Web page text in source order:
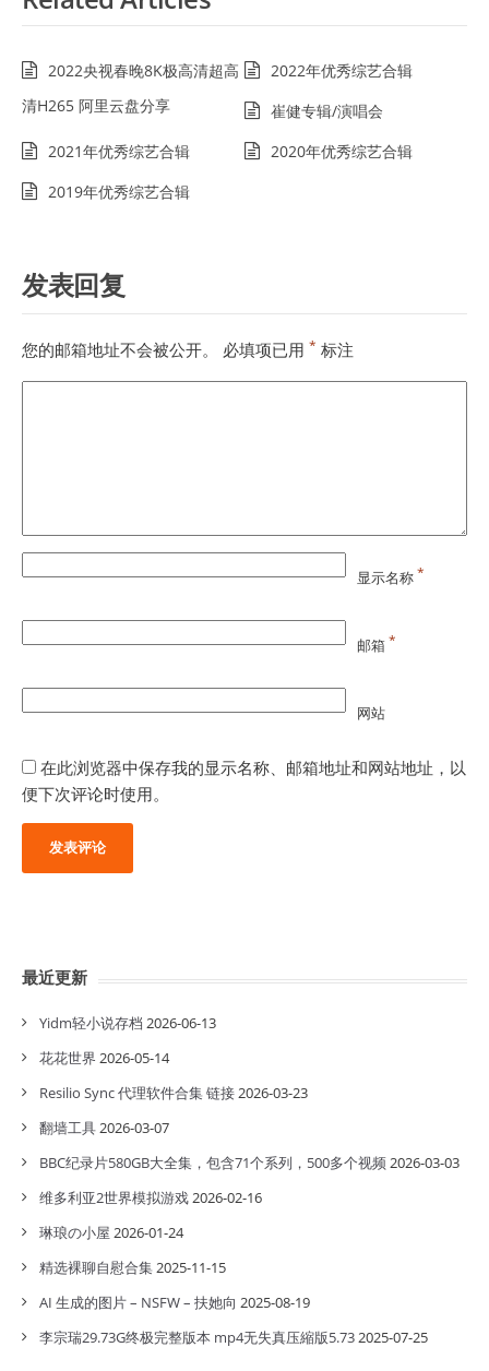
2022央视春晚8K极高清超高
清H265 阿里云盘分享
2022年优秀综艺合辑
崔健专辑/演唱会
2021年优秀综艺合辑
2020年优秀综艺合辑
2019年优秀综艺合辑
发表回复
您的邮箱地址不会被公开。 必填项已用 * 标注
显示名称*
邮箱*
网站
在此浏览器中保存我的显示名称、邮箱地址和网站地址，以
便下次评论时使用。
最近更新
Yidm轻小说存档 2026-06-13
花花世界 2026-05-14
Resilio Sync 代理软件合集 链接2026-03-23
翻墙工具2026-03-07
BBC纪录片580GB大全集，包含71个系列，500多个视频2026-03-03
维多利亚2世界模拟游戏2026-02-16
琳琅の小屋 2026-01-24
精选裸聊自慰合集2025-11-15
AI 生成的图片 – NSFW – 扶她向 2025-08-19
李宗瑞29.73G终极完整版本 mp4无失真压縮版5.732025-07-25